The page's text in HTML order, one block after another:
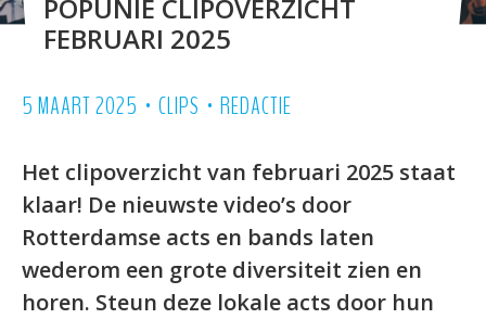
POPUNIE CLIPOVERZICHT
FEBRUARI 2025
5 MAART 2025 • CLIPS • REDACTIE
Het clipoverzicht van februari 2025 staat
klaar! De nieuwste video’s door
Rotterdamse acts en bands laten
wederom een grote diversiteit zien en
horen. Steun deze lokale acts door hun